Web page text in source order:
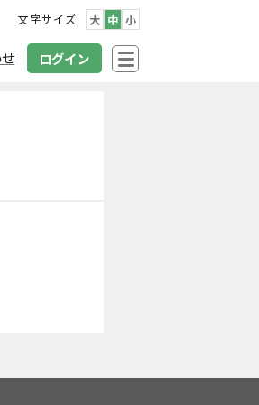
文字サイズ 大 中 小
ログイン